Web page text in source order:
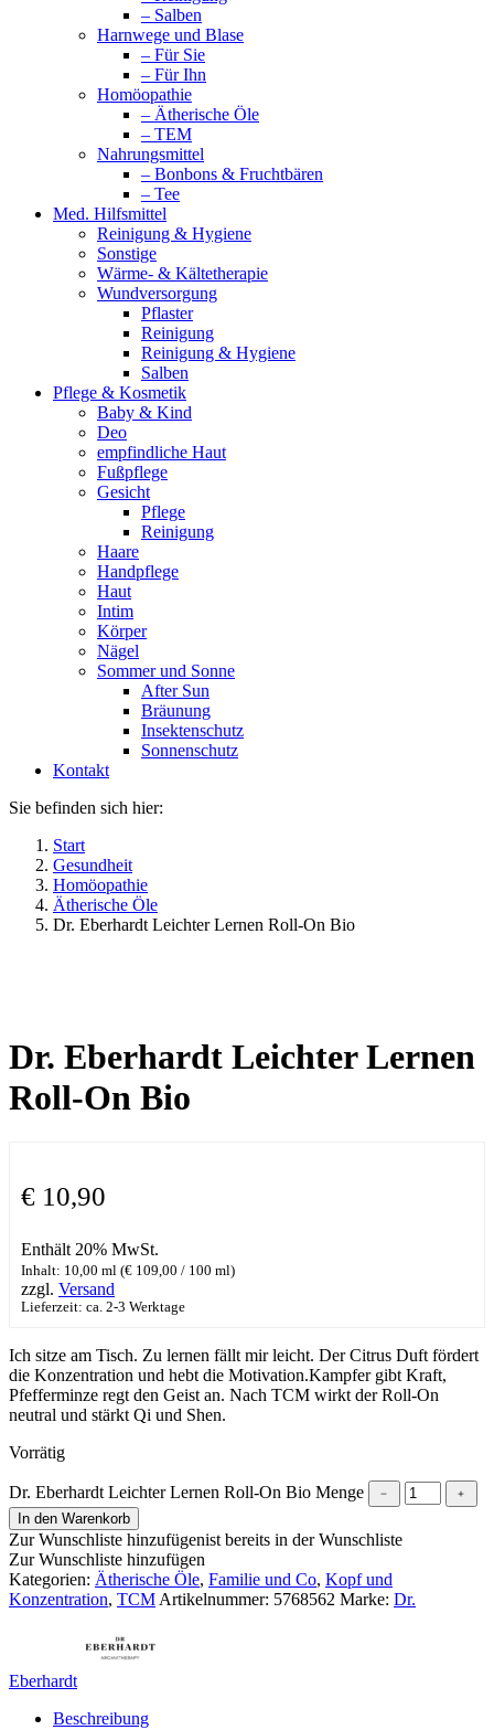
– Salben
Harnwege und Blase
– Für Sie
– Für Ihn
Homöopathie
– Ätherische Öle
– TEM
Nahrungsmittel
– Bonbons & Fruchtbären
– Tee
Med. Hilfsmittel
Reinigung & Hygiene
Sonstige
Wärme- & Kältetherapie
Wundversorgung
Pflaster
Reinigung
Reinigung & Hygiene
Salben
Pflege & Kosmetik
Baby & Kind
Deo
empfindliche Haut
Fußpflege
Gesicht
Pflege
Reinigung
Haare
Handpflege
Haut
Intim
Körper
Nägel
Sommer und Sonne
After Sun
Bräunung
Insektenschutz
Sonnenschutz
Kontakt
Sie befinden sich hier:
Start
Gesundheit
Homöopathie
Ätherische Öle
Dr. Eberhardt Leichter Lernen Roll-On Bio
Dr. Eberhardt Leichter Lernen
Roll-On Bio
€ 10,90
Enthält 20% MwSt.
Inhalt: 10,00 ml (€ 109,00 / 100 ml)
zzgl. Versand
Lieferzeit: ca. 2-3 Werktage
Ich sitze am Tisch. Zu lernen fällt mir leicht. Der Citrus Duft fördert
die Konzentration und hebt die Motivation.Kampfer gibt Kraft,
Pfefferminze regt den Geist an. Nach TCM wirkt der Roll-On
neutral und stärkt Qi und Shen.
Vorrätig
Dr. Eberhardt Leichter Lernen Roll-On Bio Menge ﹣
﹢
In den Warenkorb
Zur Wunschliste hinzufügenist bereits in der Wunschliste
Zur Wunschliste hinzufügen
Kategorien: Ätherische Öle, Familie und Co, Kopf und
Konzentration, TCM Artikelnummer: 5768562 Marke: Dr.
Eberhardt
Beschreibung